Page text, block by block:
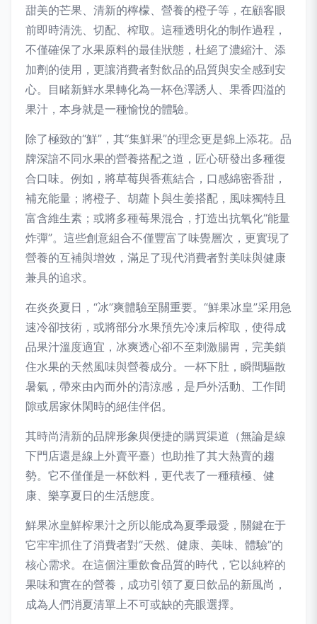
甜美的芒果、清新的檸檬、營養的橙子等，在顧客眼
前即時清洗、切配、榨取。這種透明化的制作過程，
不僅確保了水果原料的最佳狀態，杜絕了濃縮汁、添
加劑的使用，更讓消費者對飲品的品質與安全感到安
心。目睹新鮮水果轉化為一杯色澤誘人、果香四溢的
果汁，本身就是一種愉悅的體驗。
除了極致的“鮮”，其“集鮮果”的理念更是錦上添花。品
牌深諳不同水果的營養搭配之道，匠心研發出多種復
合口味。例如，將草莓與香蕉結合，口感綿密香甜，
補充能量；將橙子、胡蘿卜與生姜搭配，風味獨特且
富含維生素；或將多種莓果混合，打造出抗氧化“能量
炸彈”。這些創意組合不僅豐富了味覺層次，更實現了
營養的互補與增效，滿足了現代消費者對美味與健康
兼具的追求。
在炎炎夏日，“冰”爽體驗至關重要。“鮮果冰皇”采用急
速冷卻技術，或將部分水果預先冷凍后榨取，使得成
品果汁溫度適宜，冰爽透心卻不至刺激腸胃，完美鎖
住水果的天然風味與營養成分。一杯下肚，瞬間驅散
暑氣，帶來由內而外的清涼感，是戶外活動、工作間
隙或居家休閑時的絕佳伴侶。
其時尚清新的品牌形象與便捷的購買渠道（無論是線
下門店還是線上外賣平臺）也助推了其大熱賣的趨
勢。它不僅僅是一杯飲料，更代表了一種積極、健
康、樂享夏日的生活態度。
鮮果冰皇鮮榨果汁之所以能成為夏季最愛，關鍵在于
它牢牢抓住了消費者對“天然、健康、美味、體驗”的
核心需求。在這個注重飲食品質的時代，它以純粹的
果味和實在的營養，成功引領了夏日飲品的新風尚，
成為人們消夏清單上不可或缺的亮眼選擇。